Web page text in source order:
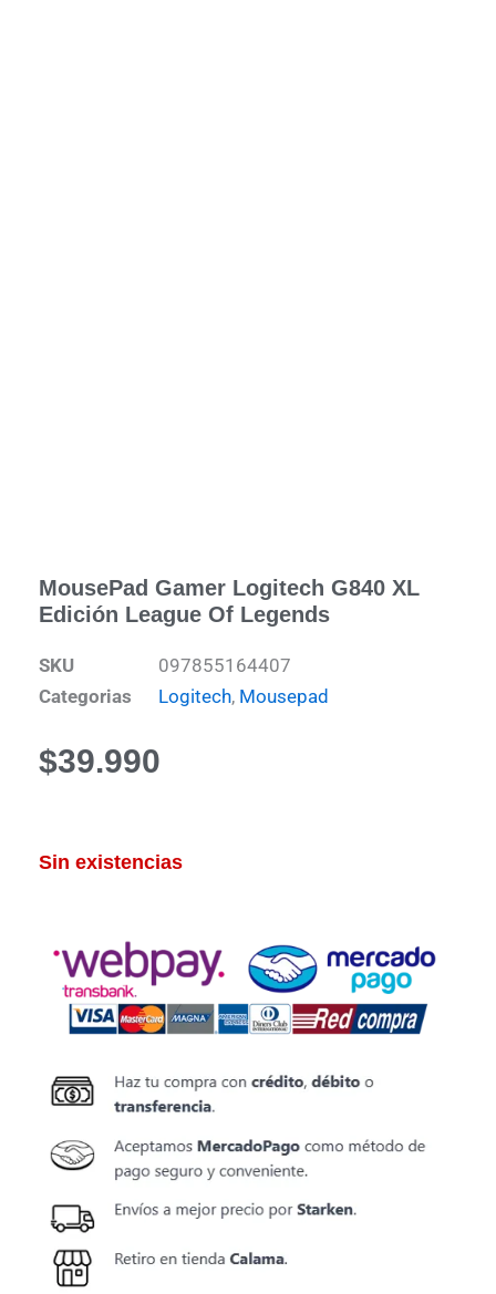
MousePad Gamer Logitech G840 XL
Edición League Of Legends
SKU
097855164407
Categorias
Logitech, Mousepad
$39.990
Sin existencias